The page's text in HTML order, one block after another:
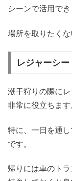
シーンで活用でき
場所を取りたくな
レジャーシー
潮干狩りの際に
非常に役立ちます
特に、一日を通
です。
帰りには車のト